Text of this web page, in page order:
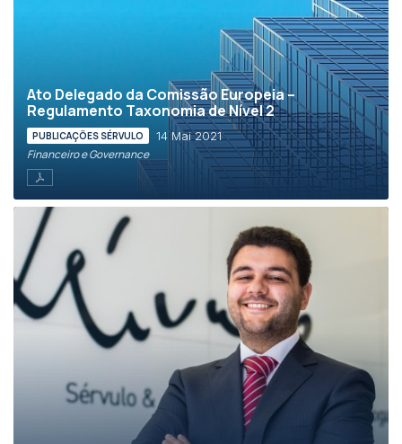
Ato Delegado da Comissão Europeia –
Regulamento Taxonomia de Nível 2
PUBLICAÇÕES SÉRVULO 14 Mai 2021
Financeiro e Governance